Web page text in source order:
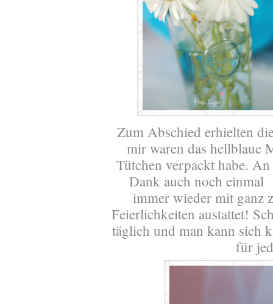
Zum Abschied erhielten
mir waren das hellblaue
Tütchen verpackt habe.
Dank auch noch
immer wieder mit ganz
Feierlichkeiten austattet!
täglich und man kann sich
für